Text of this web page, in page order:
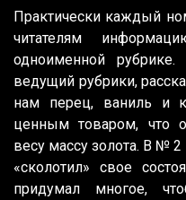
Практически каждый
читателям
одноименной
ведущий рубрики,
нам перец, ваниль и
ценным товаром, что
весу массу золота. В №
«сколотил» свое
придумал многое,